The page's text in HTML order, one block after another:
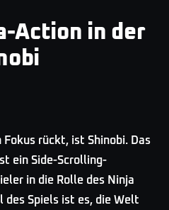
Action in der
rückt, ist Shinobi. Das
ein Side-Scrolling-
in die Rolle des Ninja
Spiels ist es, die Welt